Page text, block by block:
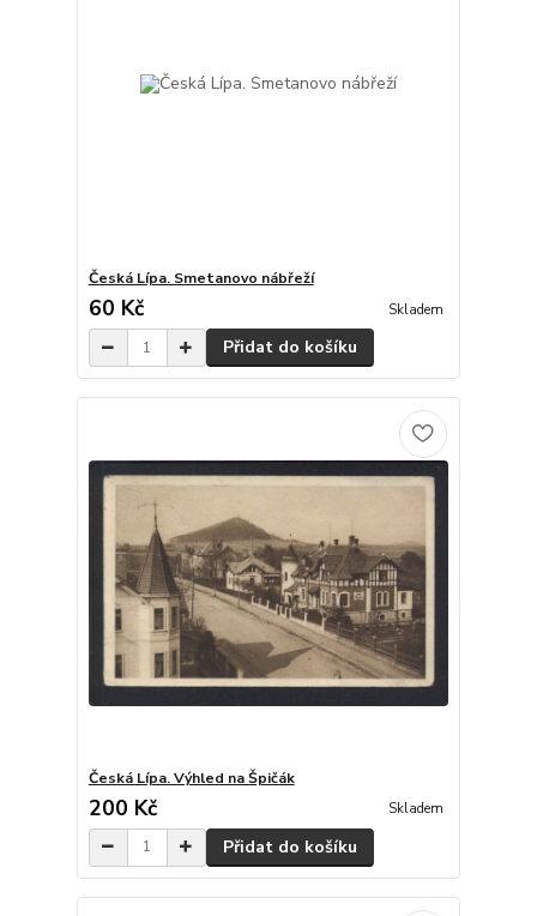
Česká Lípa. Smetanovo nábřeží
60 Kč Skladem
Přidat do košíku
Česká Lípa. Výhled na Špičák
200 Kč Skladem
Přidat do košíku